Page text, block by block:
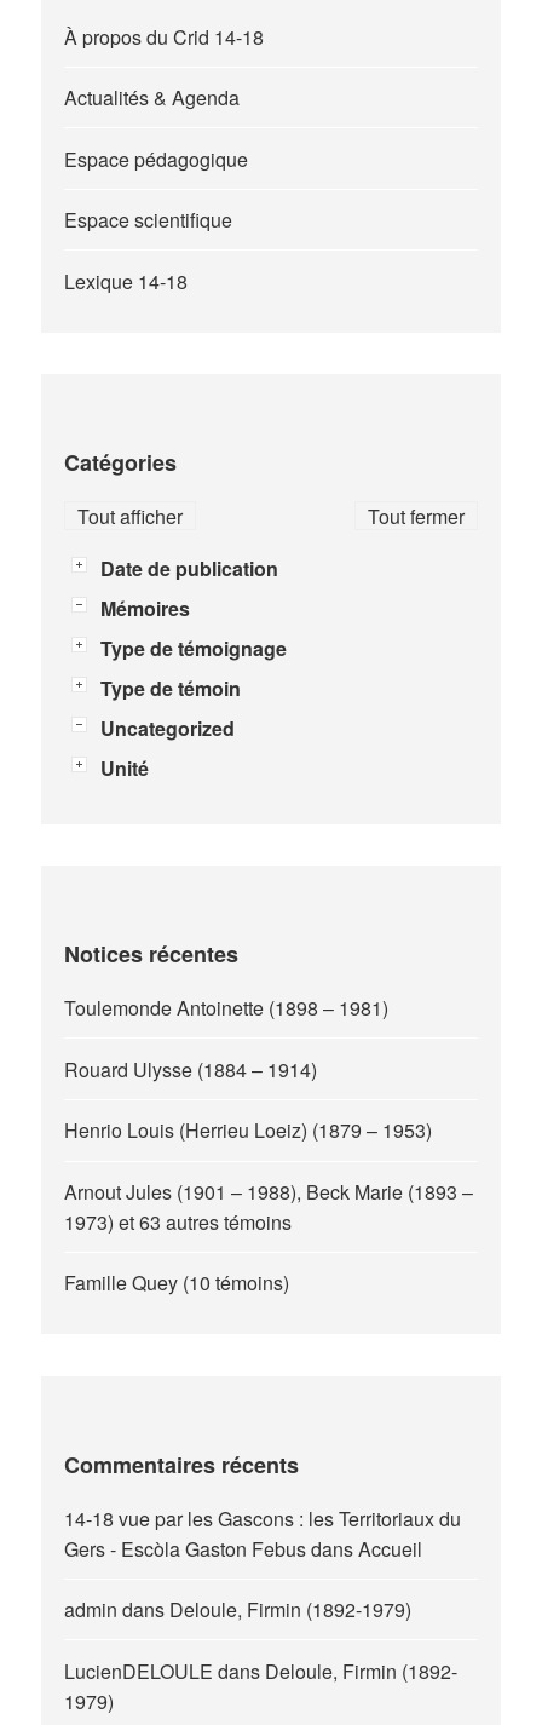
À propos du Crid 14-18
Actualités & Agenda
Espace pédagogique
Espace scientifique
Lexique 14-18
Catégories
Tout fermer
Tout afficher
Date de publication
Mémoires
Type de témoignage
Type de témoin
Uncategorized
Unité
Notices récentes
Toulemonde Antoinette (1898 – 1981)
Rouard Ulysse (1884 – 1914)
Henrio Louis (Herrieu Loeiz) (1879 – 1953)
Arnout Jules (1901 – 1988), Beck Marie (1893 –
1973) et 63 autres témoins
Famille Quey (10 témoins)
Commentaires récents
14-18 vue par les Gascons : les Territoriaux du
Gers - Escòla Gaston FebusdansAccueil
admin dans Deloule, Firmin (1892-1979)
LucienDELOULE dans Deloule, Firmin (1892-
1979)